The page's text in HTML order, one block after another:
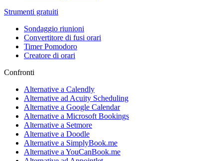
Strumenti gratuiti
Sondaggio riunioni
Convertitore di fusi orari
Timer Pomodoro
Creatore di orari
Confronti
Alternative a Calendly
Alternative ad Acuity Scheduling
Alternative a Google Calendar
Alternative a Microsoft Bookings
Alternative a Setmore
Alternative a Doodle
Alternative a SimplyBook.me
Alternative a YouCanBook.me